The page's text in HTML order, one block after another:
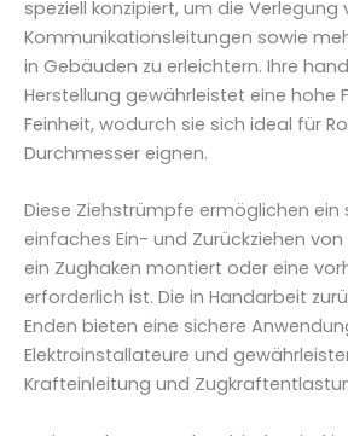
speziell konzipiert, um die Verlegung
Kommunikationsleitungen sowie
in Gebäuden zu erleichtern. Ihre
Herstellung gewährleistet eine hohe
Feinheit, wodurch sie sich ideal für
Durchmesser eignen.
Diese Ziehstrümpfe ermöglichen ein
einfaches Ein- und Zurückziehen
ein Zughaken montiert oder eine
erforderlich ist. Die in Handarbeit
Enden bieten eine sichere
Elektroinstallateure und
Krafteinleitung und